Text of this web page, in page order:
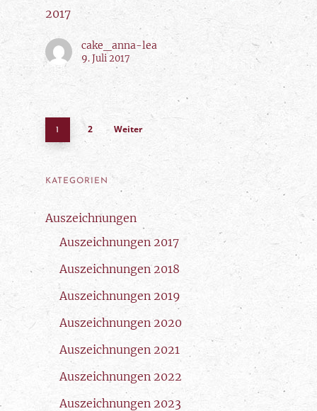
2017
cake_anna-lea
9. Juli 2017
1 2 Weiter
KATEGORIEN
Auszeichnungen
Auszeichnungen 2017
Auszeichnungen 2018
Auszeichnungen 2019
Auszeichnungen 2020
Auszeichnungen 2021
Auszeichnungen 2022
Auszeichnungen 2023